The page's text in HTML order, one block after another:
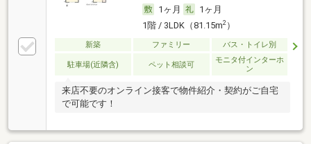
1ヶ月
1ヶ月
1階 / 3LDK（81.15m2）
新築 ファミリー バス・トイレ別
駐車場(近隣含) ペット相談可
モニタ付インターホ
ン
来店不要のオンライン接客で物件紹介・契約がご自宅
で可能です！